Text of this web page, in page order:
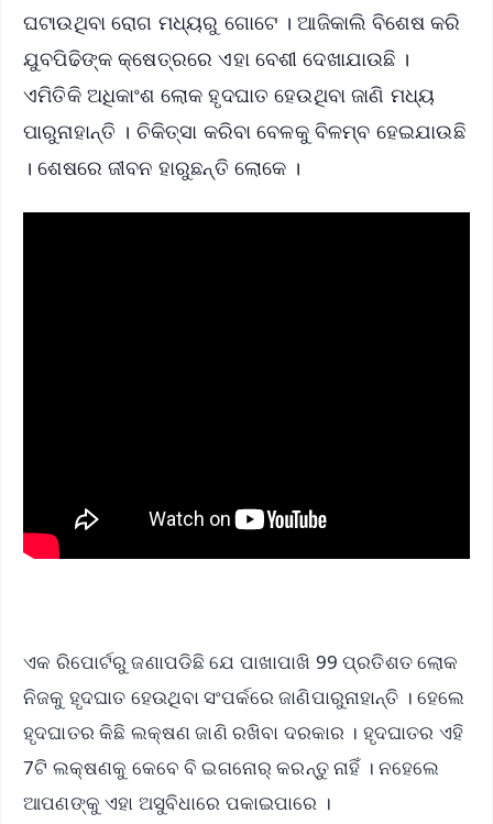
ଘଟାଉଥିବା ରୋଗ ମଧ୍ୟରୁ ଗୋଟେ । ଆଜିକାଲି ବିଶେଷ କରି
ଯୁବପିଢିଙ୍କ କ୍ଷେତ୍ରରେ ଏହା ବେଶୀ ଦେଖାଯାଉଛି ।
ଏମିତିକି ଅଧିକାଂଶ ଲୋକ ହୃଦଘାତ ହେଉଥିବା ଜାଣି ମଧ୍ୟ
ପାରୁନାହାନ୍ତି । ଚିକିତ୍ସା କରିବା ବେଳକୁ ବିଳମ୍ବ ହେଇଯାଉଛି
। ଶେଷରେ ଜୀବନ ହାରୁଛନ୍ତି ଲୋକେ ।
ଏକ ରିପୋର୍ଟରୁ ଜଣାପଡିଛି ଯେ ପାଖାପାଖି 99 ପ୍ରତିଶତ ଲୋକ
ନିଜକୁ ହୃଦଘାତ ହେଉଥିବା ସଂପର୍କରେ ଜାଣିପାରୁନାହାନ୍ତି । ହେଲେ
ହୃଦଘାତର କିଛି ଲକ୍ଷଣ ଜାଣି ରଖିବା ଦରକାର । ହୃଦଘାତର ଏହି
7ଟି ଲକ୍ଷଣକୁ କେବେ ବି ଇଗନୋର୍ କରନ୍ତୁ ନାହିଁ । ନହେଲେ
ଆପଣଙ୍କୁ ଏହା ଅସୁବିଧାରେ ପକାଇପାରେ ।